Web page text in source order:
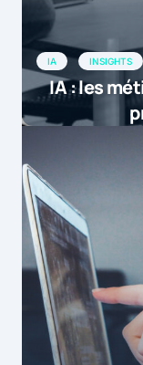
IA INSIGHTS
IA : les